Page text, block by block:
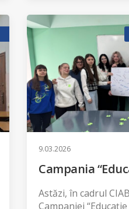
9.03.2026
Campania
Astăzi, în cadrul
Campaniei